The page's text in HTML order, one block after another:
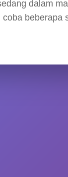
dalam
coba beberapa